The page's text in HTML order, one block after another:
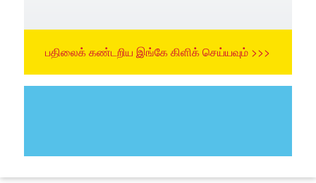
பதிலைக் கண்டறிய இங்கே கிளிக் செய்யவும் >>>